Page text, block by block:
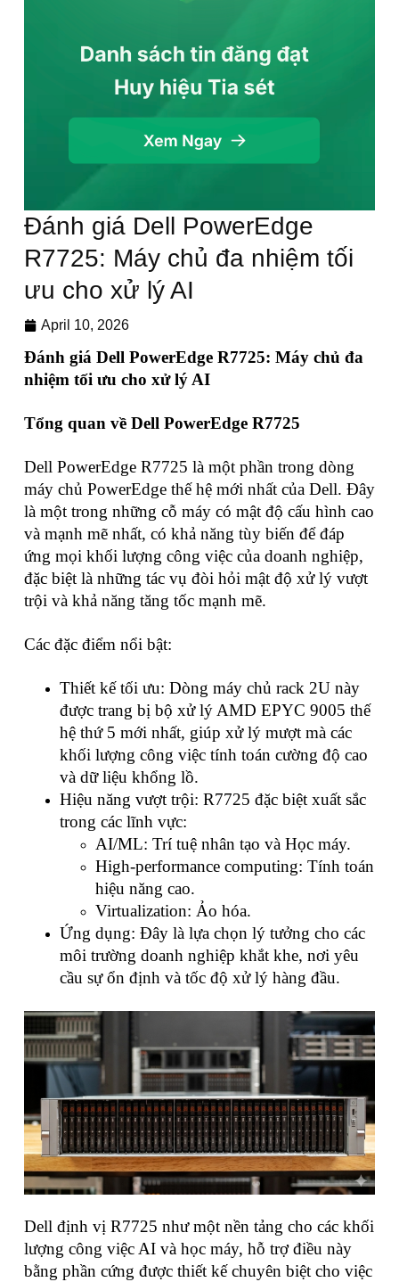
Đánh giá Dell PowerEdge
R7725: Máy chủ đa nhiệm tối
ưu cho xử lý AI
April 10, 2026
Đánh giá Dell PowerEdge R7725: Máy chủ đa
nhiệm tối ưu cho xử lý AI
Tổng quan về Dell PowerEdge R7725
Dell PowerEdge R7725 là một phần trong dòng
máy chủ PowerEdge thế hệ mới nhất của Dell. Đây
là một trong những cỗ máy có mật độ cấu hình cao
và mạnh mẽ nhất, có khả năng tùy biến để đáp
ứng mọi khối lượng công việc của doanh nghiệp,
đặc biệt là những tác vụ đòi hỏi mật độ xử lý vượt
trội và khả năng tăng tốc mạnh mẽ.
Các đặc điểm nổi bật:
Thiết kế tối ưu: Dòng máy chủ rack 2U này
được trang bị bộ xử lý AMD EPYC 9005 thế
hệ thứ 5 mới nhất, giúp xử lý mượt mà các
khối lượng công việc tính toán cường độ cao
và dữ liệu khổng lồ.
Hiệu năng vượt trội: R7725 đặc biệt xuất sắc
trong các lĩnh vực:
AI/ML: Trí tuệ nhân tạo và Học máy.
High-performance computing: Tính toán
hiệu năng cao.
Virtualization: Ảo hóa.
Ứng dụng: Đây là lựa chọn lý tưởng cho các
môi trường doanh nghiệp khắt khe, nơi yêu
cầu sự ổn định và tốc độ xử lý hàng đầu.
Dell định vị R7725 như một nền tảng cho các khối
lượng công việc AI và học máy, hỗ trợ điều này
bằng phần cứng được thiết kế chuyên biệt cho việc